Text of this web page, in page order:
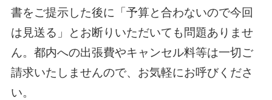
書をご提示した後に「予算と合わないので今回
は見送る」とお断りいただいても問題ありませ
ん。都内への出張費やキャンセル料等は一切ご
請求いたしませんので、お気軽にお呼びくださ
い。